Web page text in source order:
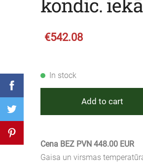
kondic.
€542.08
In stock
Add to cart
Cena BEZ PVN 448.00 EUR
Gaisa un virsmas